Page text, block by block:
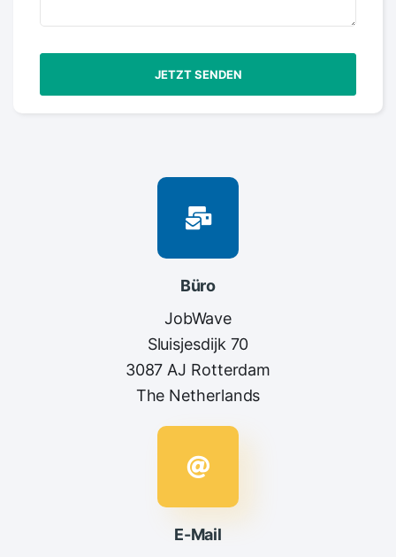
JETZT SENDEN
Büro
JobWave
Sluisjesdijk 70
3087 AJ Rotterdam
The Netherlands
E-Mail